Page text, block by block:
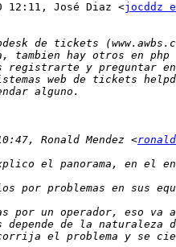
12:11, José Diaz <jocddz
Ronald Mendez <